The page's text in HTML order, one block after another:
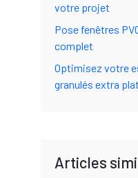
votre projet
Pose fenêtres
complet
Optimisez votre
granulés extra plat
Articles